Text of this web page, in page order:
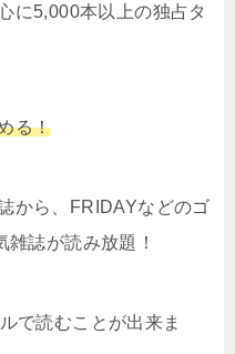
に5,000本以上の独占タ
る！
から、FRIDAYなどのゴ
誌が読み放題！
で読むことが出来ま